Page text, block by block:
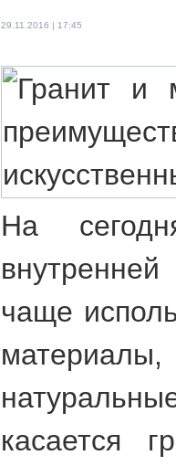
29.11.2016 | 17:45
На
чаще
касается